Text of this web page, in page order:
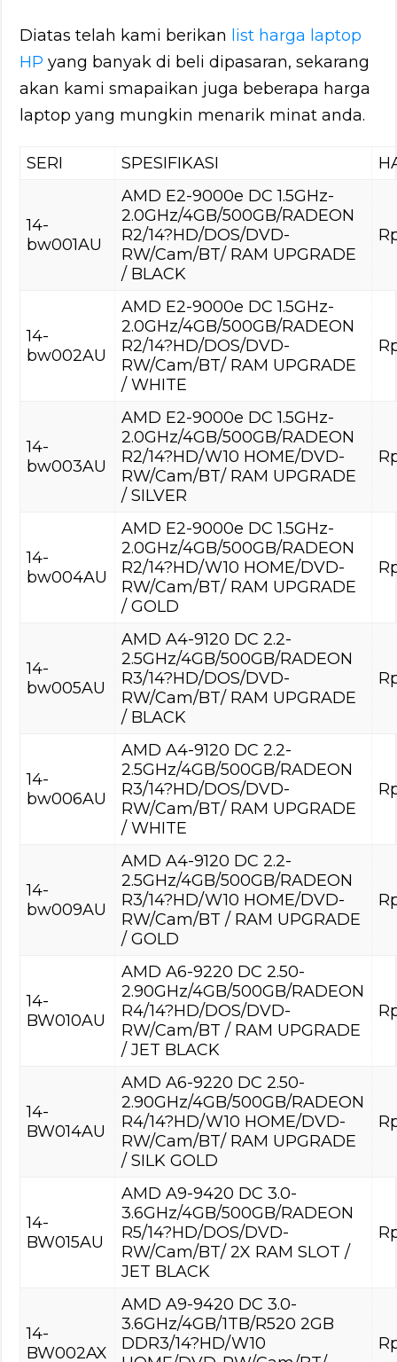
Diatas telah kami berikan list harga laptop
HP yang banyak di beli dipasaran, sekarang
akan kami smapaikan juga beberapa harga
laptop yang mungkin menarik minat anda.
SERI SPESIFIKASI
14-
bw001AU
AMD E2-9000e DC 1.5GHz-
2.0GHz/4GB/500GB/RADEON
R2/14?HD/DOS/DVD-
RW/Cam/BT/ RAM UPGRADE
/ BLACK
14-
bw002AU
AMD E2-9000e DC 1.5GHz-
2.0GHz/4GB/500GB/RADEON
R2/14?HD/DOS/DVD-
RW/Cam/BT/ RAM UPGRADE
/ WHITE
14-
bw003AU
AMD E2-9000e DC 1.5GHz-
2.0GHz/4GB/500GB/RADEON
R2/14?HD/W10 HOME/DVD-
RW/Cam/BT/ RAM UPGRADE
/ SILVER
14-
bw004AU
AMD E2-9000e DC 1.5GHz-
2.0GHz/4GB/500GB/RADEON
R2/14?HD/W10 HOME/DVD-
RW/Cam/BT/ RAM UPGRADE
/ GOLD
14-
bw005AU
AMD A4-9120 DC 2.2-
2.5GHz/4GB/500GB/RADEON
R3/14?HD/DOS/DVD-
RW/Cam/BT/ RAM UPGRADE
/ BLACK
14-
bw006AU
AMD A4-9120 DC 2.2-
2.5GHz/4GB/500GB/RADEON
R3/14?HD/DOS/DVD-
RW/Cam/BT/ RAM UPGRADE
/ WHITE
14-
bw009AU
AMD A4-9120 DC 2.2-
2.5GHz/4GB/500GB/RADEON
R3/14?HD/W10 HOME/DVD-
RW/Cam/BT / RAM UPGRADE
/ GOLD
14-
BW010AU
AMD A6-9220 DC 2.50-
2.90GHz/4GB/500GB/RADEON
R4/14?HD/DOS/DVD-
RW/Cam/BT / RAM UPGRADE
/ JET BLACK
14-
BW014AU
AMD A6-9220 DC 2.50-
2.90GHz/4GB/500GB/RADEON
R4/14?HD/W10 HOME/DVD-
RW/Cam/BT/ RAM UPGRADE
/ SILK GOLD
14-
BW015AU
AMD A9-9420 DC 3.0-
3.6GHz/4GB/500GB/RADEON
R5/14?HD/DOS/DVD-
RW/Cam/BT/ 2X RAM SLOT /
JET BLACK
14-
BW002AX
AMD A9-9420 DC 3.0-
3.6GHz/4GB/1TB/R520 2GB
DDR3/14?HD/W10